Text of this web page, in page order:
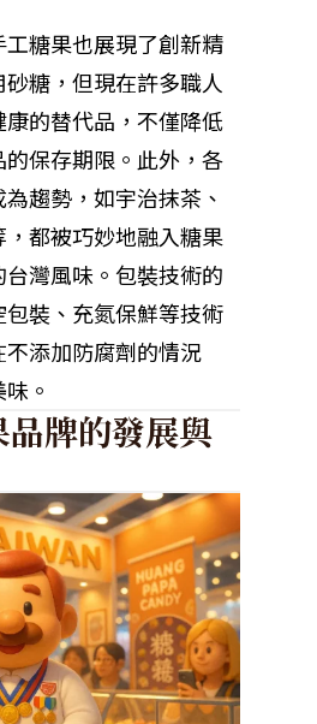
糖果也展現了創新精
糖，但現在許多職人
的替代品，不僅降低
保存期限。此外，各
趨勢，如宇治抹茶、
都被巧妙地融入糖果
灣風味。包裝技術的
裝、充氮保鮮等技術
添加防腐劑的情況
。
牌的發展與